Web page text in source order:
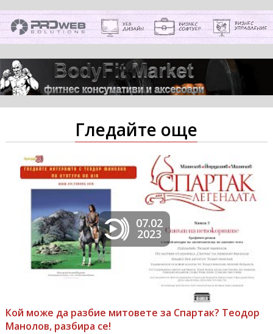
Гледайте още
07.02
2023
Кой може да разбие митовете за Спартак? Теодор
Манолов, разбира се!